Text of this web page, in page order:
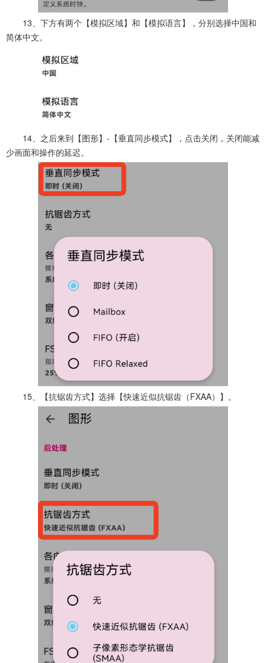
13、下方有两个【模拟区域】和【模拟语言】，分别选择中国和
简体中文。
14、之后来到【图形】-【垂直同步模式】，点击关闭，关闭能减
少画面和操作的延迟。
15、【抗锯齿方式】选择【快速近似抗锯齿（FXAA）】。